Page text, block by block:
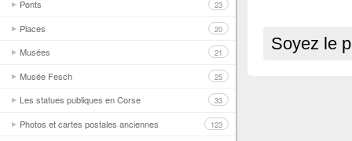
Ponts 23
Places 20
Musées 21
Musée Fesch 25
Les statues publiques en Corse 33
Photos et cartes postales anciennes 123
Soyez le